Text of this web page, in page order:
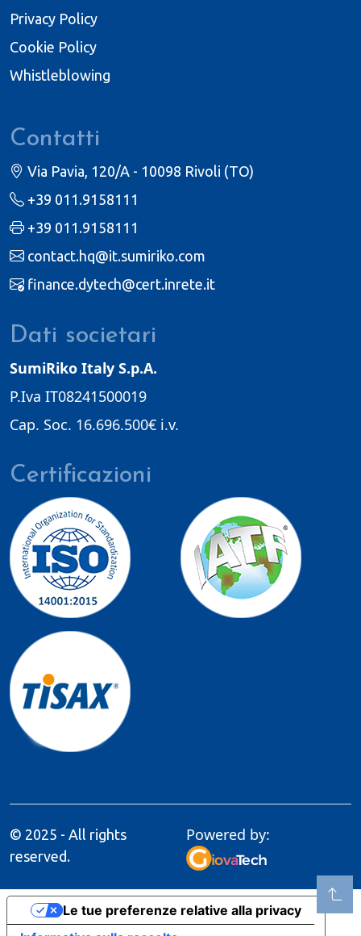
Privacy Policy
Cookie Policy
Whistleblowing
Contatti
Via Pavia, 120/A - 10098 Rivoli (TO)
+39 011.9158111
+39 011.9158111
contact.hq@it.sumiriko.com
finance.dytech@cert.inrete.it
Dati societari
SumiRiko Italy S.p.A.
P.Iva IT08241500019
Cap. Soc. 16.696.500€ i.v.
Certificazioni
© 2025 - All rights
reserved.
Powered by:
Le tue preferenze relative alla privacy